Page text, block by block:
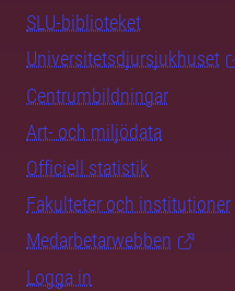
SLU-biblioteket
Universitetsdjursjukhuset
Centrumbildningar
Art- och miljödata
Officiell statistik
Fakulteter och institutioner
Medarbetarwebben
Logga in